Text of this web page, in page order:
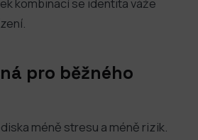
pro běžného
méně stresu a méně rizik.